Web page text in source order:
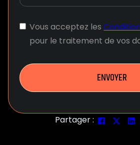
Partager :
Vous acceptez les
pour le traitement de vos
ENVOYER